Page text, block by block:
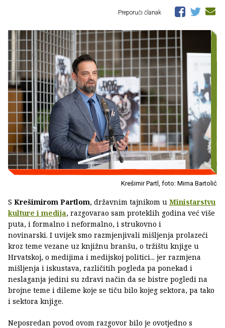
Preporuči članak
Krešimir Partl, foto: Mirna Bartolić
S Krešimirom Partlom, državnim tajnikom u Ministarstvu
kulture i medija, razgovarao sam proteklih godina već više
puta, i formalno i neformalno, i strukovno i
novinarski. I uvijek smo razmjenjivali mišljenja prolazeći
kroz teme vezane uz knjižnu branšu, o tržištu knjige u
Hrvatskoj, o medijima i medijskoj politici... jer razmjena
mišljenja i iskustava, različitih pogleda pa ponekad i
neslaganja jedini su zdravi način da se bistre pogledi na
brojne teme i dileme koje se tiču bilo kojeg sektora, pa tako
i sektora knjige.
Neposredan povod ovom razgovor bilo je ovotjedno s